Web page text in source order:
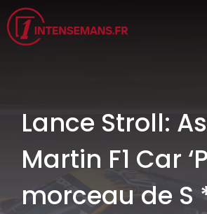
Aller
au
contenu
Lance Stroll:
Martin F1 Car
morceau de S